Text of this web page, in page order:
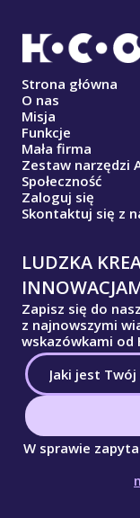
Strona główna
O nas
Misja
Funkcje
Mała firma
Zestaw narzędzi
Społeczność
Zaloguj się
Skontaktuj się z
LUDZKA
Zapisz się do
z najnowszymi
wskazówkami od
W sprawie